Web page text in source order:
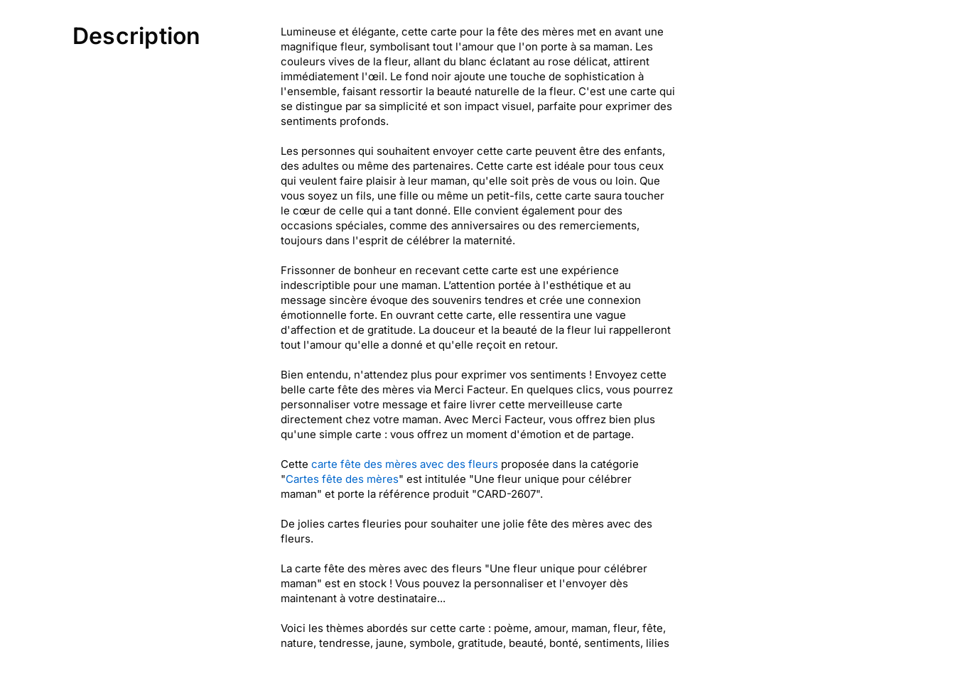
Description
Lumineuse et élégante, cette carte pour la fête des mères met en avant une
magnifique fleur, symbolisant tout l'amour que l'on porte à sa maman. Les
couleurs vives de la fleur, allant du blanc éclatant au rose délicat, attirent
immédiatement l'œil. Le fond noir ajoute une touche de sophistication à
l'ensemble, faisant ressortir la beauté naturelle de la fleur. C'est une carte qui
se distingue par sa simplicité et son impact visuel, parfaite pour exprimer des
sentiments profonds.
Les personnes qui souhaitent envoyer cette carte peuvent être des enfants,
des adultes ou même des partenaires. Cette carte est idéale pour tous ceux
qui veulent faire plaisir à leur maman, qu'elle soit près de vous ou loin. Que
vous soyez un fils, une fille ou même un petit-fils, cette carte saura toucher
le cœur de celle qui a tant donné. Elle convient également pour des
occasions spéciales, comme des anniversaires ou des remerciements,
toujours dans l'esprit de célébrer la maternité.
Frissonner de bonheur en recevant cette carte est une expérience
indescriptible pour une maman. L’attention portée à l'esthétique et au
message sincère évoque des souvenirs tendres et crée une connexion
émotionnelle forte. En ouvrant cette carte, elle ressentira une vague
d'affection et de gratitude. La douceur et la beauté de la fleur lui rappelleront
tout l'amour qu'elle a donné et qu'elle reçoit en retour.
Bien entendu, n'attendez plus pour exprimer vos sentiments ! Envoyez cette
belle carte fête des mères via Merci Facteur. En quelques clics, vous pourrez
personnaliser votre message et faire livrer cette merveilleuse carte
directement chez votre maman. Avec Merci Facteur, vous offrez bien plus
qu'une simple carte : vous offrez un moment d'émotion et de partage.
Cette carte fête des mères avec des fleursproposée dans la catégorie
"Cartes fête des mères" est intitulée "Une fleur unique pour célébrer
maman" et porte la référence produit "CARD-2607".
De jolies cartes fleuries pour souhaiter une jolie fête des mères avec des
fleurs.
La carte fête des mères avec des fleurs "Une fleur unique pour célébrer
maman" est en stock ! Vous pouvez la personnaliser et l'envoyer dès
maintenant à votre destinataire...
Voici les thèmes abordés sur cette carte : poème, amour, maman, fleur, fête,
nature, tendresse, jaune, symbole, gratitude, beauté, bonté, sentiments, lilies